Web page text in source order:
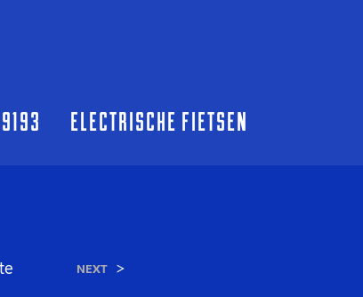
ELECTRISCHE FIETSEN
NEXT >